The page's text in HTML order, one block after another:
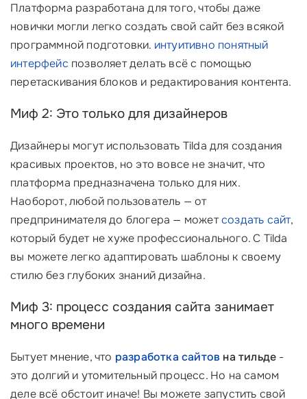
Платформа разработана для того, чтобы даже
новички могли легко создать свой сайт без всякой
программной подготовки. интуитивно понятный
интерфейс позволяет делать всё с помощью
перетаскивания блоков и редактирования контента.
Миф 2: Это только для дизайнеров
Дизайнеры могут использовать Tilda для создания
красивых проектов, но это вовсе не значит, что
платформа предназначена только для них.
Наоборот, любой пользователь — от
предпринимателя до блогера — можетсоздать сайт,
который будет не хуже профессионального. С Tilda
вы можете легко адаптировать шаблоны к своему
стилю без глубоких знаний дизайна.
Миф 3: процесс создания сайта занимает
много времени
Бытует мнение, что разработка сайтов на тильде -
это долгий и утомительный процесс. Но на самом
деле всё обстоит иначе! Вы можете запустить свой